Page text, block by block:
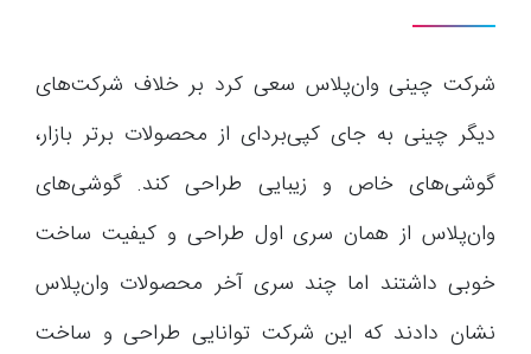
شرکت چینی وان‌پلاس سعی کرد بر خلاف شرکت‌های
دیگر چینی به جای کپی‌بردای از محصولات برتر بازار،
گوشی‌های خاص و زیبایی طراحی کند. گوشی‌های
وان‌پلاس از همان سری اول طراحی و کیفیت ساخت
خوبی داشتند اما چند سری آخر محصولات وان‌پلاس
نشان دادند که این شرکت توانایی طراحی و ساخت